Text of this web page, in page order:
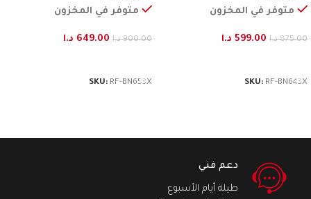
متوفر في المخزون
875.00 د.ا 599.00 د.ا
SKU: RF-BN643X
متوفر في المخزون
900.00 د.ا 649.00 د.ا
SKU: RF-BN653X
دعم فني
طيلة أيام الأسبوع